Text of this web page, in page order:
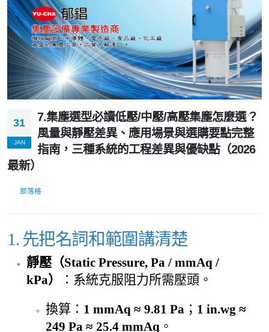
31
JAN
7.集塵選型必讀低壓/中壓/高壓集塵怎麼選？
風量與靜壓差異、應用場景與選購要點完整
指南，三種系統的工程差異與優缺點（2026
最新）
部落格
1. 先把名詞和範圍講清楚
靜壓（Static Pressure, Pa / mmAq /
kPa）
：系統克服阻力所需壓頭。
換算： 1 mmAq ≈ 9.81 Pa ； 1 in.wg ≈
249 Pa ≈ 25.4 mmAq 。